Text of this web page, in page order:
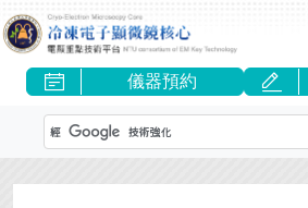
儀器預約